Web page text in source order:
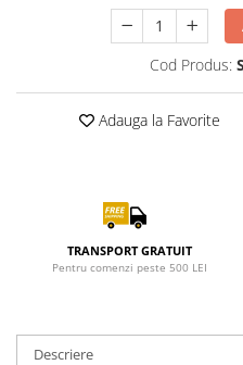
Cod Produs:
Adauga la Favorite
TRANSPORT GRATUIT
Pentru comenzi peste 500 LEI
Descriere